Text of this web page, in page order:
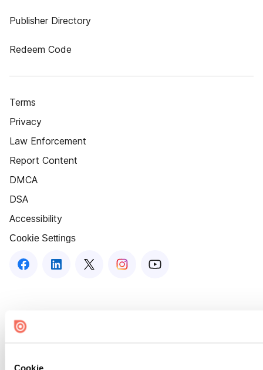
Cookie
Publisher Directory
Redeem Code
Terms
Privacy
Law Enforcement
Report Content
DMCA
DSA
Accessibility
Cookie Settings